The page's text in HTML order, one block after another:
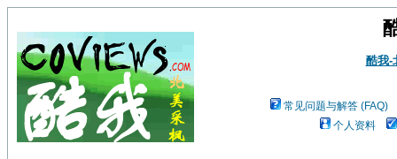
酷我-
常见问题与解答 (FAQ)
个人资料